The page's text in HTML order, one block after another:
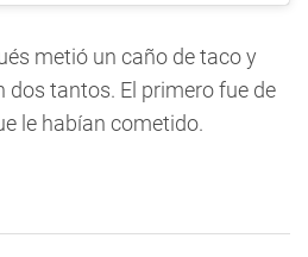
metió un caño de taco y
dos tantos. El primero fue de
le habían cometido.